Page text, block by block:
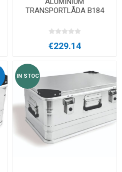
TRANSPORTLÅDA B184
€229.14
IN STOC